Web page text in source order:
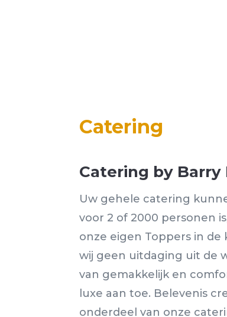
Catering
Catering by Barry
Uw gehele catering
voor 2 of 2000 personen
onze eigen Toppers in
wij geen uitdaging uit de
van gemakkelijk en
luxe aan toe. Belevenis
onderdeel van onze